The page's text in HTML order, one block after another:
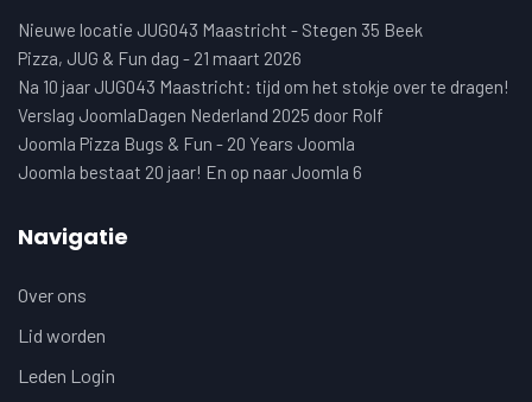
Nieuwe locatie JUG043 Maastricht - Stegen 35 Beek
Pizza, JUG & Fun dag - 21 maart 2026
Na 10 jaar JUG043 Maastricht: tijd om het stokje over te dragen!
Verslag JoomlaDagen Nederland 2025 door Rolf
Joomla Pizza Bugs & Fun - 20 Years Joomla
Joomla bestaat 20 jaar! En op naar Joomla 6
Navigatie
Over ons
Lid worden
Leden Login